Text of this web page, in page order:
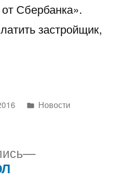
Сбербанка».
застройщик,
Написано
Новости
Следующая